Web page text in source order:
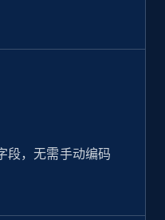
段，无需手动编码